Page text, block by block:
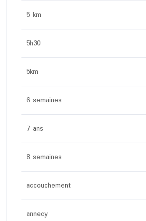
5 km
5h30
5km
6 semaines
7 ans
8 semaines
accouchement
annecy